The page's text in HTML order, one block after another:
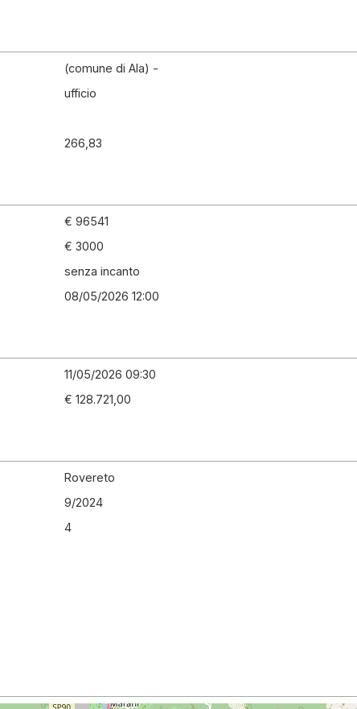
(comune di Ala) -
ufficio
266,83
€ 96541
€ 3000
senza incanto
08/05/2026 12:00
11/05/2026 09:30
€ 128.721,00
Rovereto
9/2024
4